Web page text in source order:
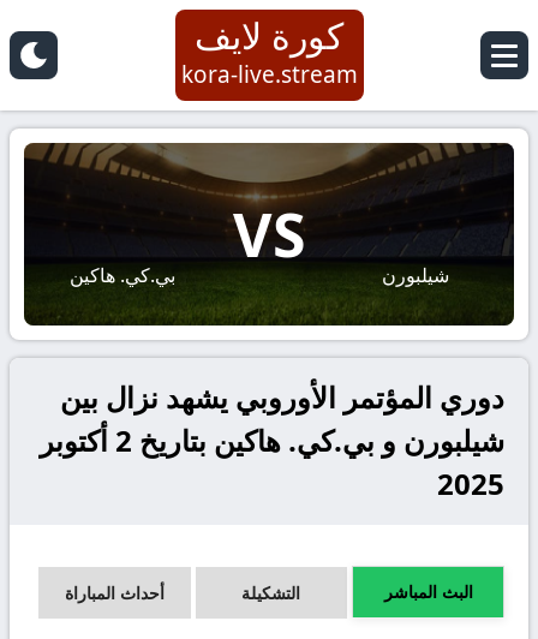
كورة لايف
kora-live.stream
شيلبورن
VS
بي.كي. هاكين
دوري المؤتمر الأوروبي يشهد نزال بين
شيلبورن و بي.كي. هاكين بتاريخ 2 أكتوبر
2025
البث المباشر التشكيلة أحداث المباراة